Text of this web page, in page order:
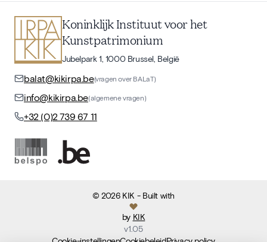
Koninklijk Instituut voor het
Kunstpatrimonium
Jubelpark 1, 1000 Brussel, België
balat@kikirpa.be(vragen over BALaT)
info@kikirpa.be(algemene vragen)
+32 (0)2 739 67 11
©2026 KIK - Built with
by KIK
v1.05